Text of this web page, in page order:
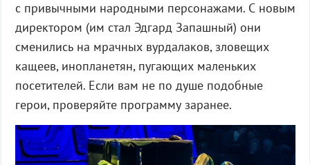
с привычными народными персонажами. С новым
директором (им стал Эдгард Запашный) они
сменились на мрачных вурдалаков, зловещих
кащеев, инопланетян, пугающих маленьких
посетителей. Если вам не по душе подобные
герои, проверяйте программу заранее.